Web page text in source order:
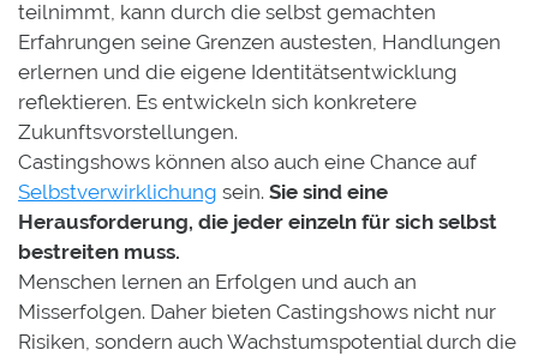
teilnimmt, kann durch die selbst gemachten
Erfahrungen seine Grenzen austesten, Handlungen
erlernen und die eigene Identitätsentwicklung
reflektieren. Es entwickeln sich konkretere
Zukunftsvorstellungen.
Castingshows können also auch eine Chance auf
Selbstverwirklichung sein. Sie sind eine
Herausforderung, die jeder einzeln für sich selbst
bestreiten muss.
Menschen lernen an Erfolgen und auch an
Misserfolgen. Daher bieten Castingshows nicht nur
Risiken, sondern auch Wachstumspotential durch die